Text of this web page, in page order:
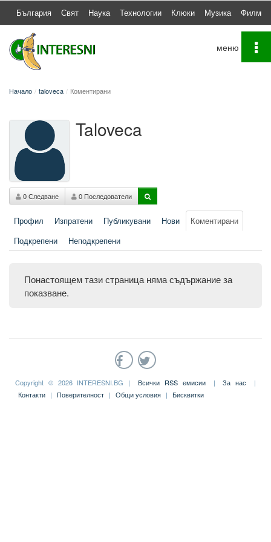
България Свят Наука Технологии Клюки Музика Филми
Начало taloveca Коментирани
Taloveca
0 Следване 0 Последователи
Профил Изпратени Публикувани Нови
Коментирани
Подкрепени
Неподкрепени
Понастоящем тази страница няма съдържание за
показване.
Copyright © 2026 INTERESNI.BG | Всички RSS емисии | За нас
|
Контакти | Поверителност | Общи условия | Бисквитки